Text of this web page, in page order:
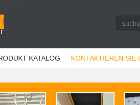
KATALOG KONTAKTIEREN SIE